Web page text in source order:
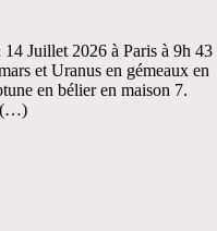
Juillet 2026 à Paris à 9h 43
et Uranus en gémeaux en
en bélier en maison 7.
(…)